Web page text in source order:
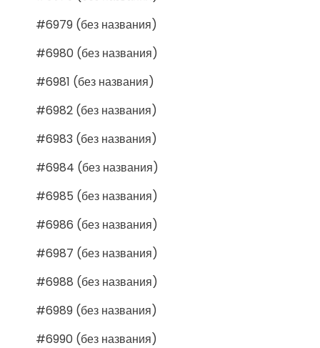
#6979 (без названия)
#6980 (без названия)
#6981 (без названия)
#6982 (без названия)
#6983 (без названия)
#6984 (без названия)
#6985 (без названия)
#6986 (без названия)
#6987 (без названия)
#6988 (без названия)
#6989 (без названия)
#6990 (без названия)